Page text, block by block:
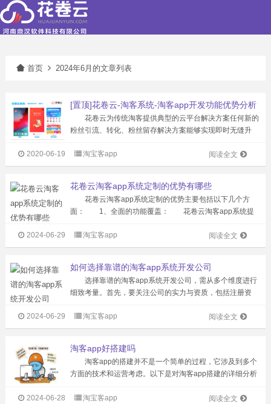
首页 2024年6月的文章列表
[置顶]花卷云-淘客系统-淘客app开发功能优势分析
花卷云为传统淘客提供典型的云平台解决方案任何新的
粉丝引流、转化、粉丝留存解决方案能够实现即时无缝升
家，注册粉丝2000万。淘客APP产品市场占有率超50%，
累计为站长创造佣金超2亿...
阅读全文
2020-06-19 淘宝客app
花卷云淘客app系统定制的优势有哪些
花卷云淘客app系统定制的优势主要包括以下几个方
面： 1、全面的功能覆盖： 花卷云淘客app系统提
交分享等在内的全面功能，满足了淘客app的基本运营需
求。 系统还支持自动采集和转...
阅读全文
2024-06-29 淘宝客app
如何选择靠谱的淘客app系统开发公司
选择靠谱的淘客app系统开发公司，需从多个维度进行
细致考量。首先，要关注公司的实力与资质，包括注册资
在一定程度上反映公司的资金实力和运营状况，而技术团队
则是开发淘客app系统的核心，他...
阅读全文
2024-06-29 淘宝客app
淘客app好搭建吗
淘客app的搭建并不是一个简单的过程，它涉及到多个
方面的技术和运营考虑。以下是对淘客app搭建的详细分析
客app需要掌握淘宝开放平台提供的API接口，以及Android
阅读全文
2024-06-28 淘宝客app